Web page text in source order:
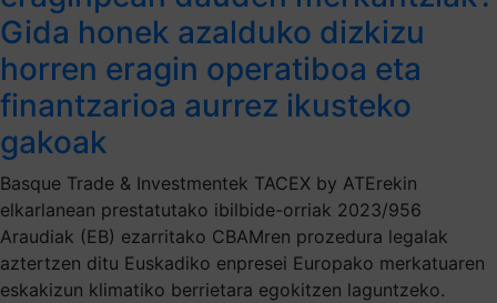
Gida honek azalduko dizkizu
horren eragin operatiboa eta
finantzarioa aurrez ikusteko
gakoak
Basque Trade & Investmentek TACEX by ATErekin
elkarlanean prestatutako ibilbide-orriak 2023/956
Araudiak (EB) ezarritako CBAMren prozedura legalak
aztertzen ditu Euskadiko enpresei Europako merkatuaren
eskakizun klimatiko berrietara egokitzen laguntzeko.